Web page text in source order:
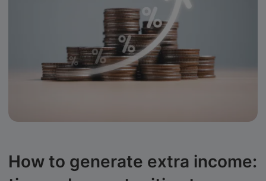
How to generate extra income: